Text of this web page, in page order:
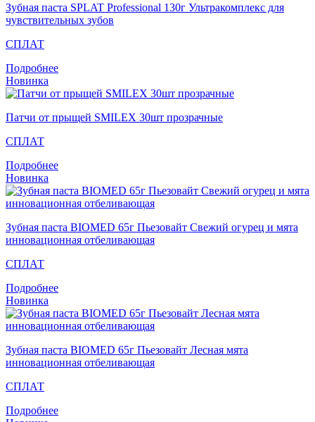
Зубная паста SPLAT Professional 130г Ультракомплекс для
чувствительных зубов
СПЛАТ
Подробнее
Новинка
Патчи от прыщей SMILEX 30шт прозрачные
СПЛАТ
Подробнее
Новинка
Зубная паста BIOMED 65г Пьезовайт Свежий огурец и мята
инновационная отбеливающая
СПЛАТ
Подробнее
Новинка
Зубная паста BIOMED 65г Пьезовайт Лесная мята
инновационная отбеливающая
СПЛАТ
Подробнее